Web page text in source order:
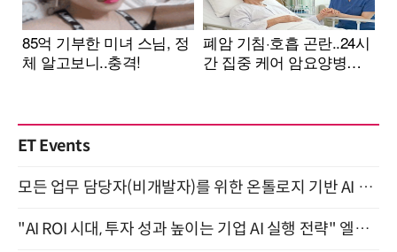
ET Events
모든 업무 담당자(비개발자)를 위한 온톨로지 기반 AI 지식체계 설계 1-day 워크숍 8월 20일 개최
"AI ROI 시대, 투자 성과 높이는 기업 AI 실행 전략" 엘타워 6층 (9월 18일)